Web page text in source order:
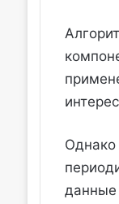
Однако
данные